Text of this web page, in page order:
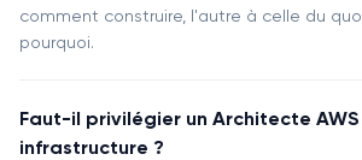
comment construire, l'autre à celle du
pourquoi.
Faut-il privilégier un Architecte
infrastructure ?